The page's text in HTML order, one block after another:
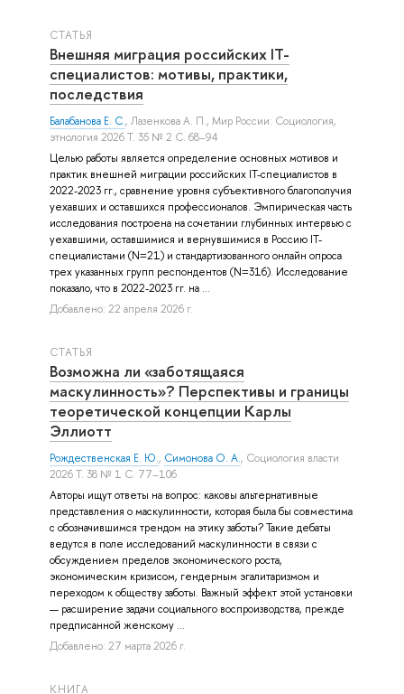
СТАТЬЯ
Внешняя миграция российских IT-
специалистов: мотивы, практики,
последствия
Балабанова Е. С., Лазенкова А. П., Мир России: Социология,
этнология 2026 Т. 35 № 2 С. 68–94
Целью работы является определение основных мотивов и
практик внешней миграции российских IT-специалистов в
2022-2023 гг., сравнение уровня субъективного благополучия
уехавших и оставшихся профессионалов. Эмпирическая часть
исследования построена на сочетании глубинных интервью с
уехавшими, оставшимися и вернувшимися в Россию IT-
специалистами (N=21) и стандартизованного онлайн опроса
трех указанных групп респондентов (N=316). Исследование
показало, что в 2022-2023 гг. на ...
Добавлено: 22 апреля 2026 г.
СТАТЬЯ
Возможна ли «заботящаяся
маскулинность»? Перспективы и границы
теоретической концепции Карлы
Эллиотт
Рождественская Е. Ю., Симонова О. А., Социология власти
2026 Т. 38 № 1 С. 77–106
Авторы ищут ответы на вопрос: каковы альтернативные
представления о маскулинности, которая была бы совместима
с обозначившимся трендом на этику заботы? Такие дебаты
ведутся в поле исследований маскулинности в связи с
обсуждением пределов экономического роста,
экономическим кризисом, гендерным эгалитаризмом и
переходом к обществу заботы. Важный эффект этой установки
— расширение задачи социального воспроизводства, прежде
предписанной женскому ...
Добавлено: 27 марта 2026 г.
КНИГА